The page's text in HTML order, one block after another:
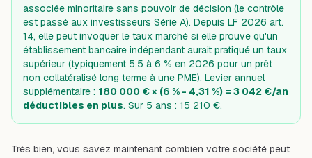
associée minoritaire sans pouvoir de décision (le contrôle
est passé aux investisseurs Série A). Depuis LF 2026 art.
14, elle peut invoquer le taux marché si elle prouve qu'un
établissement bancaire indépendant aurait pratiqué un taux
supérieur (typiquement 5,5 à 6 % en 2026 pour un prêt
non collatéralisé long terme à une PME). Levier annuel
supplémentaire : 180 000 € × (6 % - 4,31 %) = 3 042 €/an
déductibles en plus. Sur 5 ans : 15 210 €.
Très bien, vous savez maintenant combien votre société peut